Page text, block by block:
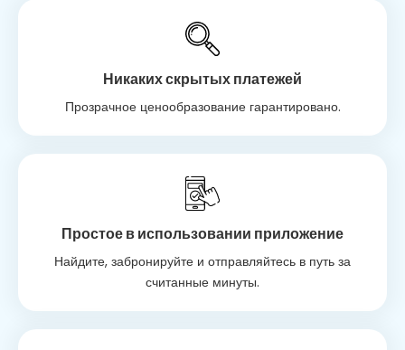
Никаких скрытых платежей
Прозрачное ценообразование гарантировано.
Простое в использовании приложение
Найдите, забронируйте и отправляйтесь в путь за
считанные минуты.